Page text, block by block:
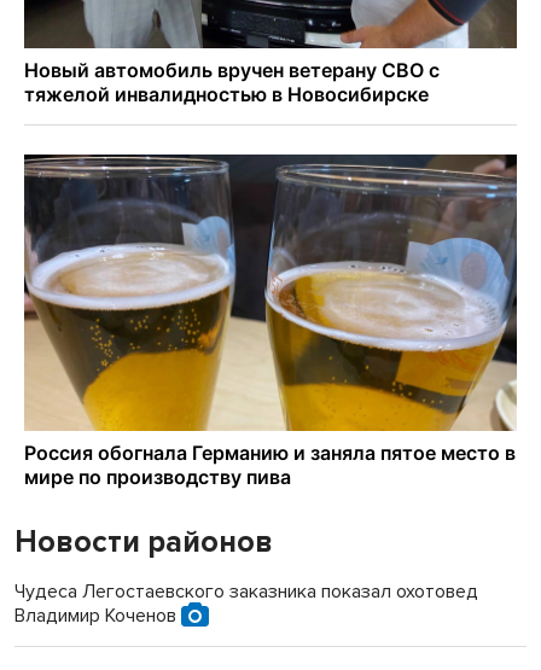
Новости районов
Чудеса Легостаевского заказника показал охотовед
Владимир Коченов